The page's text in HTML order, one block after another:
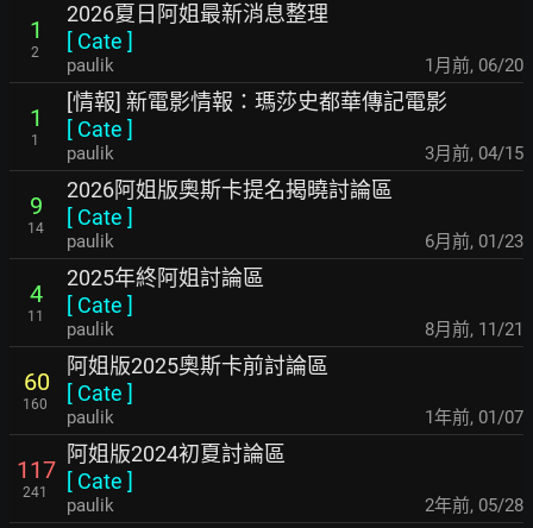
1
2
2026夏日阿姐最新消息整理
[ Cate ]
paulik 1月前, 06/20
1
1
[情報] 新電影情報：瑪莎史都華傳記電影
[ Cate ]
paulik 3月前, 04/15
9
14
2026阿姐版奧斯卡提名揭曉討論區
[ Cate ]
paulik 6月前, 01/23
4
11
2025年終阿姐討論區
[ Cate ]
paulik 8月前, 11/21
60
160
阿姐版2025奧斯卡前討論區
[ Cate ]
paulik 1年前, 01/07
117
241
阿姐版2024初夏討論區
[ Cate ]
paulik 2年前, 05/28